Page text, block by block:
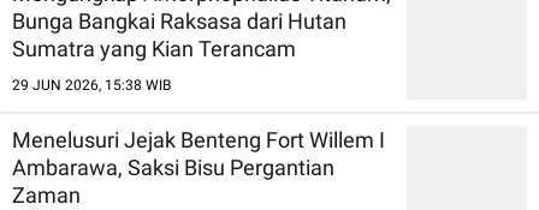
Bunga Bangkai Raksasa dari Hutan
Sumatra yang Kian Terancam
29 JUN 2026, 15:38 WIB
Menelusuri Jejak Benteng Fort Willem I
Ambarawa, Saksi Bisu Pergantian
Zaman